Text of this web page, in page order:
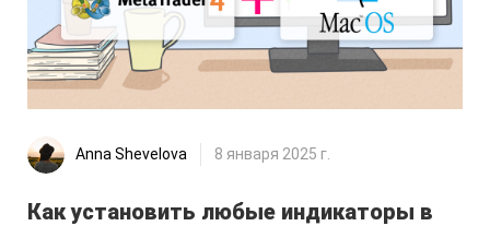
Anna Shevelova 8 января 2025 г.
Как установить любые индикаторы в